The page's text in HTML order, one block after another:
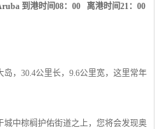
到港时间08：00 离港时间21：00
，30.4公里长，9.6公里宽，这里常年
中棕榈护佑街道之上，您将会发现奥